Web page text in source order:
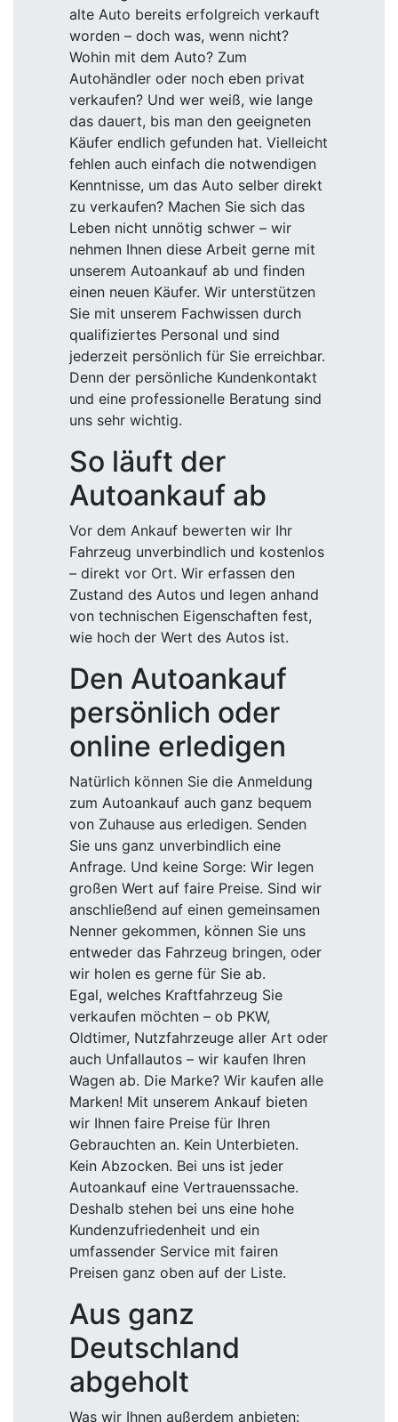
alte Auto bereits erfolgreich verkauft
worden – doch was, wenn nicht?
Wohin mit dem Auto? Zum
Autohändler oder noch eben privat
verkaufen? Und wer weiß, wie lange
das dauert, bis man den geeigneten
Käufer endlich gefunden hat. Vielleicht
fehlen auch einfach die notwendigen
Kenntnisse, um das Auto selber direkt
zu verkaufen? Machen Sie sich das
Leben nicht unnötig schwer – wir
nehmen Ihnen diese Arbeit gerne mit
unserem Autoankauf ab und finden
einen neuen Käufer. Wir unterstützen
Sie mit unserem Fachwissen durch
qualifiziertes Personal und sind
jederzeit persönlich für Sie erreichbar.
Denn der persönliche Kundenkontakt
und eine professionelle Beratung sind
uns sehr wichtig.
So läuft der
Autoankauf ab
Vor dem Ankauf bewerten wir Ihr
Fahrzeug unverbindlich und kostenlos
– direkt vor Ort. Wir erfassen den
Zustand des Autos und legen anhand
von technischen Eigenschaften fest,
wie hoch der Wert des Autos ist.
Den Autoankauf
persönlich oder
online erledigen
Natürlich können Sie die Anmeldung
zum Autoankauf auch ganz bequem
von Zuhause aus erledigen. Senden
Sie uns ganz unverbindlich eine
Anfrage. Und keine Sorge: Wir legen
großen Wert auf faire Preise. Sind wir
anschließend auf einen gemeinsamen
Nenner gekommen, können Sie uns
entweder das Fahrzeug bringen, oder
wir holen es gerne für Sie ab.
Egal, welches Kraftfahrzeug Sie
verkaufen möchten – ob PKW,
Oldtimer, Nutzfahrzeuge aller Art oder
auch Unfallautos – wir kaufen Ihren
Wagen ab. Die Marke? Wir kaufen alle
Marken! Mit unserem Ankauf bieten
wir Ihnen faire Preise für Ihren
Gebrauchten an. Kein Unterbieten.
Kein Abzocken. Bei uns ist jeder
Autoankauf eine Vertrauenssache.
Deshalb stehen bei uns eine hohe
Kundenzufriedenheit und ein
umfassender Service mit fairen
Preisen ganz oben auf der Liste.
Aus ganz
Deutschland
abgeholt
Was wir Ihnen außerdem anbieten: